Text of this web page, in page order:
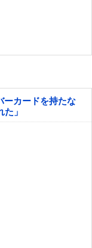
カードを持たな
」